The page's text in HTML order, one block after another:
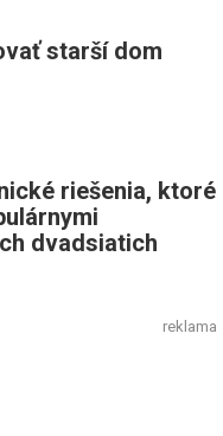
starší dom
riešenia, ktoré
dvadsiatich
reklama